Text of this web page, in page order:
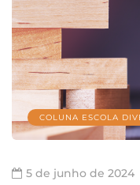
COLUNA ESCOLA
5 de junho de 2024